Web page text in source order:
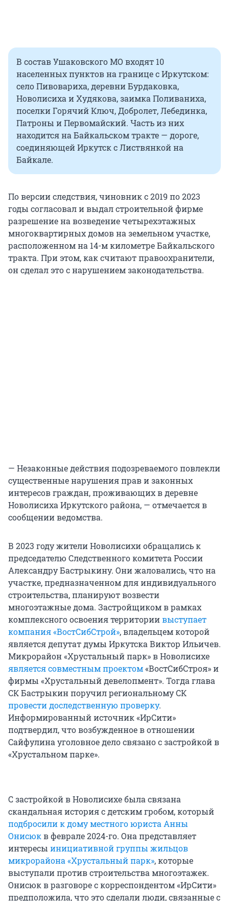
В состав Ушаковского МО входят 10
населенных пунктов на границе с Иркутском:
село Пивовариха, деревни Бурдаковка,
Новолисиха и Худякова, заимка Поливаниха,
поселки Горячий Ключ, Добролет, Лебединка,
Патроны и Первомайский. Часть из них
находится на Байкальском тракте — дороге,
соединяющей Иркутск с Листвянкой на
Байкале.
По версии следствия, чиновник с 2019 по 2023
годы согласовал и выдал строительной фирме
разрешение на возведение четырехэтажных
многоквартирных домов на земельном участке,
расположенном на 14-м километре Байкальского
тракта. При этом, как считают правоохранители,
он сделал это с нарушением законодательства.
— Незаконные действия подозреваемого повлекли
существенные нарушения прав и законных
интересов граждан, проживающих в деревне
Новолисиха Иркутского района, — отмечается в
сообщении ведомства.
В 2023 году жители Новолисихи обращались к
председателю Следственного комитета России
Александру Бастрыкину. Они жаловались, что на
участке, предназначенном для индивидуального
строительства, планируют возвести
многоэтажные дома. Застройщиком в рамках
комплексного освоения территориивыступает
компания «ВостСибСтрой», владельцем которой
является депутат думы Иркутска Виктор Ильичев.
Микрорайон «Хрустальный парк» в Новолисихе
является совместным проектом«ВостСибСтроя» и
фирмы «Хрустальный девелопмент». Тогда глава
СК Бастрыкин поручил региональному СК
провести доследственную проверку.
Информированный источник «ИрСити»
подтвердил, что возбужденное в отношении
Сайфулина уголовное дело связано с застройкой в
«Хрустальном парке».
С застройкой в Новолисихе была связана
скандальная история с детским гробом, который
подбросили к дому местного юриста Анны
Онисюкв феврале 2024-го. Она представляет
интересы инициативной группы жильцов
микрорайона «Хрустальный парк», которые
выступали против строительства многоэтажек.
Онисюк в разговоре с корреспондентом «ИрСити»
предположила, что это сделали люди, связанные с